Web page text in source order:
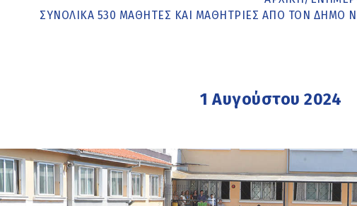
ΣΥΝΟΛΙΚΆ 530 ΜΑΘΗΤΈΣ ΚΑΙ ΜΑΘΉΤΡΙΕΣ ΑΠΌ ΤΟΝ ΔΉΜΟ
1 Αυγούστου 2024